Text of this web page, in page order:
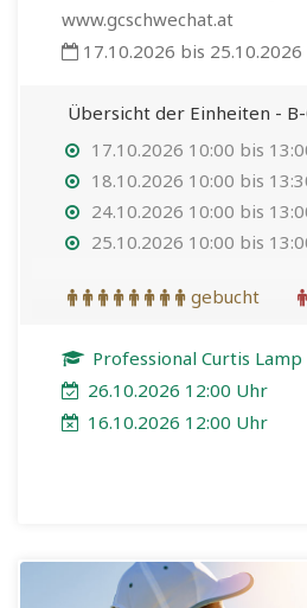
www.gcschwechat.at
17.10.2026 bis 25.10.2026
Übersicht der Einheiten -
17.10.2026 10:00 bis
18.10.2026 10:00 bis
24.10.2026 10:00 bis
25.10.2026 10:00 bis
gebucht
Professional Curtis Lamp
26.10.2026 12:00 Uhr
16.10.2026 12:00 Uhr